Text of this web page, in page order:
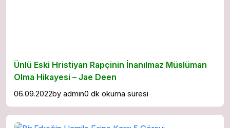
Ünlü Eski Hristiyan Rapçinin İnanılmaz Müslüman
Olma Hikayesi – Jae Deen
06.09.2022by admin0 dk okuma süresi